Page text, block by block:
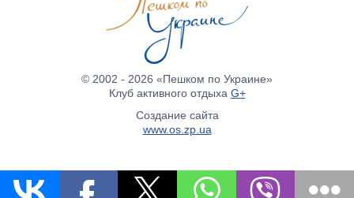
© 2002 - 2026 «Пешком по Украине»
Клуб активного отдыха G+
Создание сайта
www.os.zp.ua